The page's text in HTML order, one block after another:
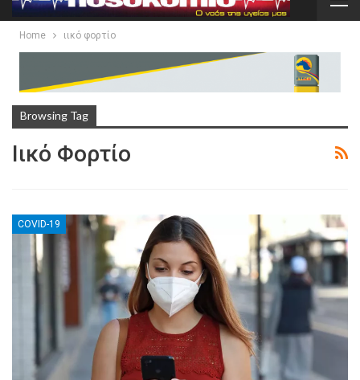
Home ιικό φορτίο
Browsing Tag
Ιικό Φορτίο
COVID-19